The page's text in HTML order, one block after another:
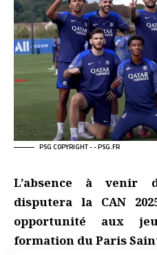
PSG COPYRIGHT - - PSG.FR
L’absence à venir
disputera la CAN
opportunité aux
formation du Paris